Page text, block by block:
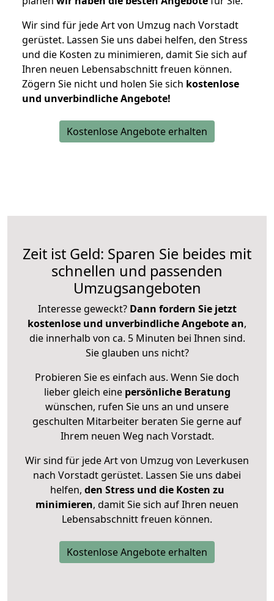
Wir sind für jede Art von Umzug nach Vorstadt
gerüstet. Lassen Sie uns dabei helfen, den Stress
und die Kosten zu minimieren, damit Sie sich auf
Ihren neuen Lebensabschnitt freuen können.
Zögern Sie nicht und holen Sie sich kostenlose
und unverbindliche Angebote!
Kostenlose Angebote erhalten
Zeit ist Geld: Sparen Sie beides mit
schnellen und passenden
Umzugsangeboten
Interesse geweckt? Dann fordern Sie jetzt
kostenlose und unverbindliche Angebote an,
die innerhalb von ca. 5 Minuten bei Ihnen sind.
Sie glauben uns nicht?
Probieren Sie es einfach aus. Wenn Sie doch
lieber gleich eine persönliche Beratung
wünschen, rufen Sie uns an und unsere
geschulten Mitarbeiter beraten Sie gerne auf
Ihrem neuen Weg nach Vorstadt.
Wir sind für jede Art von Umzug von Leverkusen
nach Vorstadt gerüstet. Lassen Sie uns dabei
helfen, den Stress und die Kosten zu
minimieren, damit Sie sich auf Ihren neuen
Lebensabschnitt freuen können.
Kostenlose Angebote erhalten